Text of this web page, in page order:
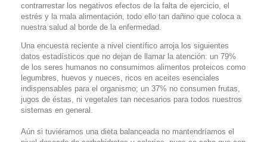
contrarrestar los negativos efectos de la falta de ejercicio, el
estrés y la mala alimentación, todo ello tan dañino que coloca a
nuestra salud al borde de la enfermedad.
Una encuesta reciente a nivel científico arroja los siguientes
datos estadísticos que no dejan de llamar la atención: un 79%
de los seres humanos no consumimos alimentos proteicos como
legumbres, huevos y nueces, ricos en aceites esenciales
indispensables para el organismo; un 37% no consumen frutas,
jugos de éstas, ni vegetales tan necesarios para todos nuestros
sistemas en general.
Aún si tuviéramos una dieta balanceada no mantendríamos el